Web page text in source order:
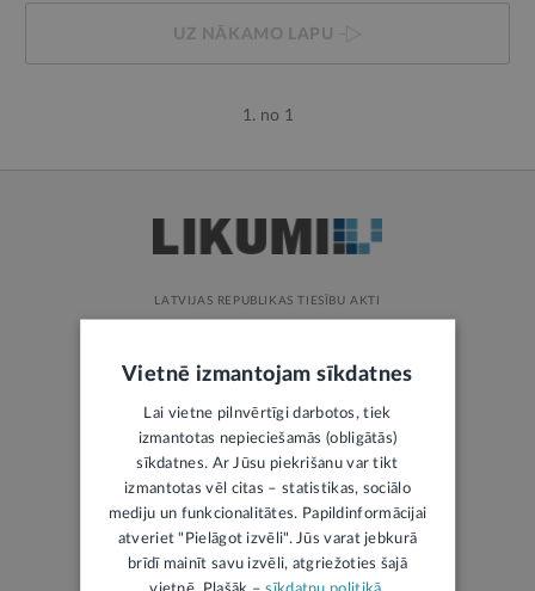
UZ NĀKAMO LAPU
1. no 1
LATVIJAS REPUBLIKAS TIESĪBU AKTI
Jaunākie tiesību akti
Visi likumi
Vietnē izmantojam sīkdatnes
Lai vietne pilnvērtīgi darbotos, tiek
izmantotas nepieciešamās (obligātās)
sīkdatnes. Ar Jūsu piekrišanu var tikt
izmantotas vēl citas – statistikas, sociālo
mediju un funkcionalitātes. Papildinformācijai
atveriet "Pielāgot izvēli". Jūs varat jebkurā
brīdī mainīt savu izvēli, atgriežoties šajā